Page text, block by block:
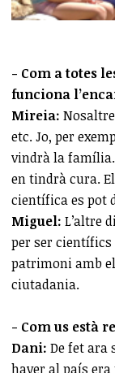
- Com a totes
funciona
Mireia:
etc. Jo, per
vindrà la família.
en tindrà cura.
científica es pot
Miguel: L’altre
per ser científics
patrimoni amb
ciutadania.
- Com us està
Dani: De fet ara
haver al país